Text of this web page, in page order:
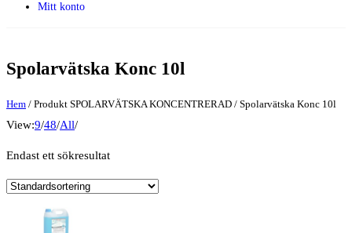
Mitt konto
Spolarvätska Konc 10l
Hem / Produkt SPOLARVÄTSKA KONCENTRERAD / Spolarvätska Konc 10l
View:9/48/All/
Endast ett sökresultat